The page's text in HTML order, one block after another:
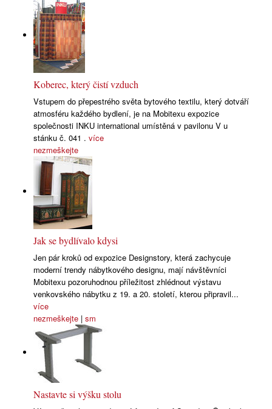
Koberec, který čistí vzduch
Vstupem do přepestrého světa bytového textilu, který dotváří
atmosféru každého bydlení, je na Mobitexu expozice
společnosti INKU international umístěná v pavilonu V u
stánku č. 041 . více
nezmeškejte
Jak se bydlívalo kdysi
Jen pár kroků od expozice Designstory, která zachycuje
moderní trendy nábytkového designu, mají návštěvníci
Mobitexu pozoruhodnou příležitost zhlédnout výstavu
venkovského nábytku z 19. a 20. století, kterou připravil...
více
nezmeškejte | sm
Nastavte si výšku stolu